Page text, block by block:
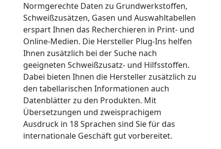
Normgerechte Daten zu Grundwerkstoffen,
Schweißzusätzen, Gasen und Auswahltabellen
erspart Ihnen das Recherchieren in Print- und
Online-Medien. Die Hersteller Plug-Ins helfen
Ihnen zusätzlich bei der Suche nach
geeigneten Schweißzusatz- und Hilfsstoffen.
Dabei bieten Ihnen die Hersteller zusätzlich zu
den tabellarischen Informationen auch
Datenblätter zu den Produkten. Mit
Übersetzungen und zweisprachigem
Ausdruck in 18 Sprachen sind Sie für das
internationale Geschäft gut vorbereitet.